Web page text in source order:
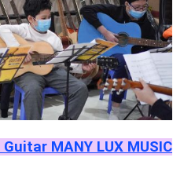
MANY LUX MUSIC